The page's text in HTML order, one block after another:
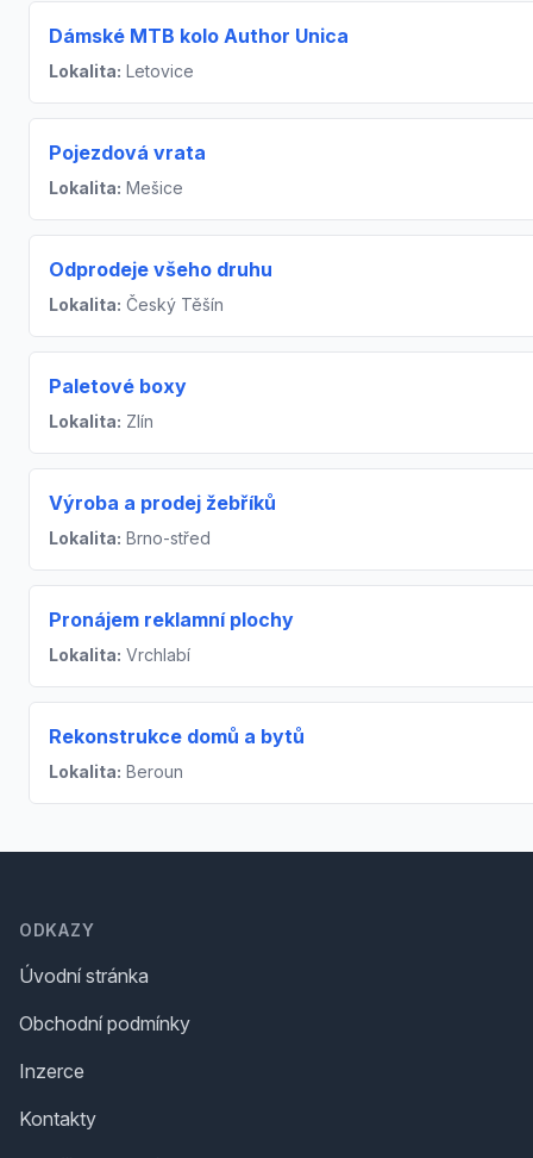
Dámské MTB kolo Author Unica
Lokalita: Letovice
Pojezdová vrata
Lokalita: Mešice
Odprodeje všeho druhu
Lokalita: Český Těšín
Paletové boxy
Lokalita: Zlín
Výroba a prodej žebříků
Lokalita: Brno-střed
Pronájem reklamní plochy
Lokalita: Vrchlabí
Rekonstrukce domů a bytů
Lokalita: Beroun
ODKAZY
Úvodní stránka
Obchodní podmínky
Inzerce
Kontakty